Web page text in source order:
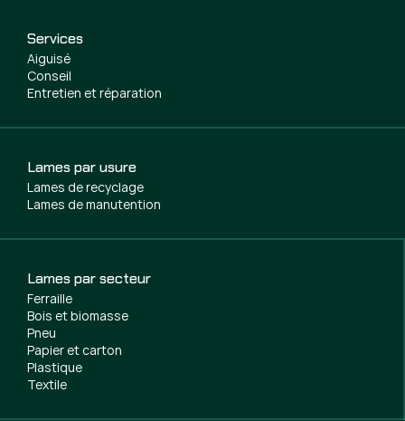
Services
Aiguisé
Conseil
Entretien et réparation
Lames par usure
Lames de recyclage
Lames de manutention
Lames par secteur
Ferraille
Bois et biomasse
Pneu
Papier et carton
Plastique
Textile